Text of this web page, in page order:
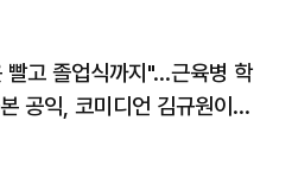
빨고 졸업식까지"…근육병 학
공익, 코미디언 김규원이었